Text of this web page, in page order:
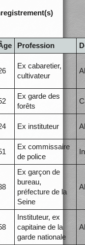
Profession
Ex cabaretier,
cultivateur
Ex garde des
forêts
Ex instituteur
Ex commissaire
de police
Ex garçon de
bureau,
préfecture de la
Seine
Instituteur, ex
capitaine de la
garde nationale